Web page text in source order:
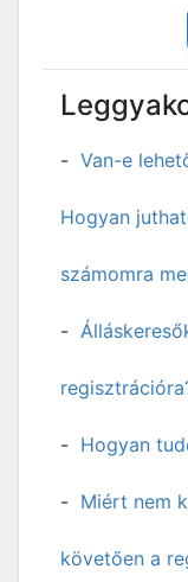
Van-e
Hogyan
számomra
Hogyan
Miért nem
követően a